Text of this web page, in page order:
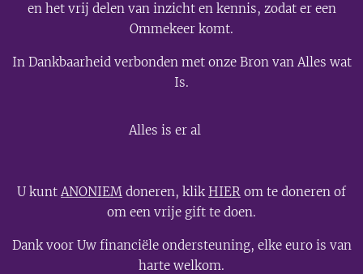
en het vrij delen van inzicht en kennis, zodat er een
Ommekeer komt.
In Dankbaarheid verbonden met onze Bron van Alles wat
Is.
Alles is er al
U kuntANONIEM doneren, klikHIER om te doneren of
om een vrije gift te doen.
Dank voor Uw financiële ondersteuning, elke euro is van
harte welkom.